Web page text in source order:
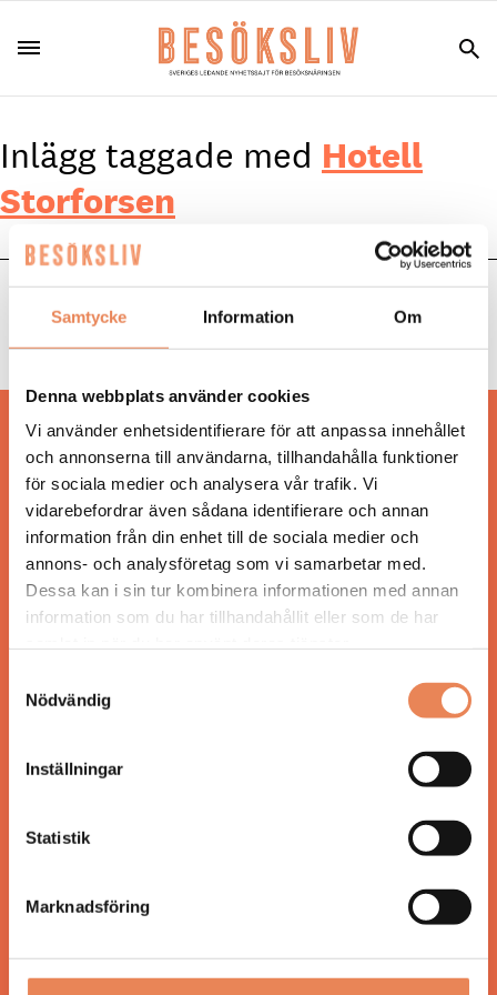
Samtycke Information Om
Denna webbplats använder cookies
Vi använder enhetsidentifierare för att anpassa innehållet
och annonserna till användarna, tillhandahålla funktioner
för sociala medier och analysera vår trafik. Vi
vidarebefordrar även sådana identifierare och annan
information från din enhet till de sociala medier och
annons- och analysföretag som vi samarbetar med.
Dessa kan i sin tur kombinera informationen med annan
information som du har tillhandahållit eller som de har
Nödvändig
Inställningar
Statistik
Marknadsföring
Inlägg taggade med Hotell
Storforsen
NYHETER | 17 september 2025
Fullt flöde hos Hotell Storforsen
Hos oss läser du landets mest uppdaterade
nyheter och snackisar inom besöksnäringen.
Besöksliv i sin tryckta form är ett affärsmagasin
för ägare och ledare inom besöksnäringen.
Tidningen ges ut avVisita.
ANSVARIG UTGIVARE
Allt material på besoksliv.se är skyddat enligt
Spoon, Brännkyrkagatan 64
118 23 Stockholm